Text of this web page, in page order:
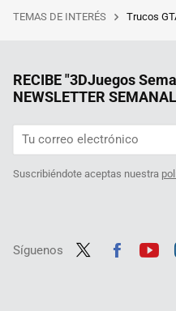
TEMAS DE INTERÉS Trucos
RECIBE "3DJuegos
NEWSLETTER SEMANAL
Suscribiéndote aceptas nuestra
Síguenos